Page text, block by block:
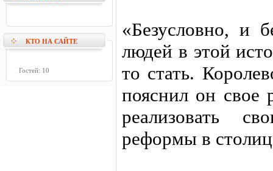
КТО НА САЙТЕ
Гостей: 10
«Безусловно, и
людей в этой
то стать.
пояснил он
реализовать
реформы в